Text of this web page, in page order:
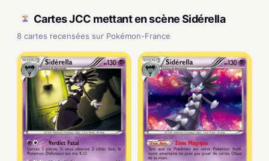
Cartes JCC mettant en scène Sidérella
8 cartes recensées sur Pokémon-France